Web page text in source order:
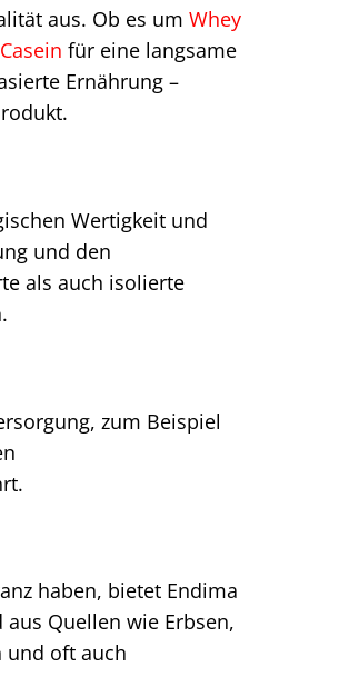
aus. Ob es um Whey
Casein für eine langsame
Ernährung –
Wertigkeit und
und den
als auch isolierte
zum Beispiel
haben, bietet Endima
Quellen wie Erbsen,
und oft auch